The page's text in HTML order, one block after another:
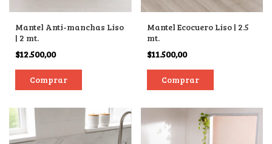
Mantel Anti-manchas Liso
| 2 mt.
$12.500,00
Mantel Ecocuero Liso | 2.5
mt.
$11.500,00